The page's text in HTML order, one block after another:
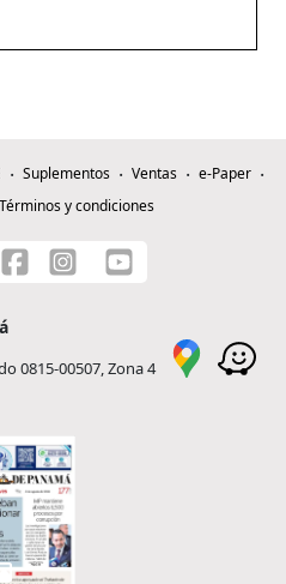
Suplementos Ventas
e-Paper
Términos y condiciones
0815-00507, Zona 4